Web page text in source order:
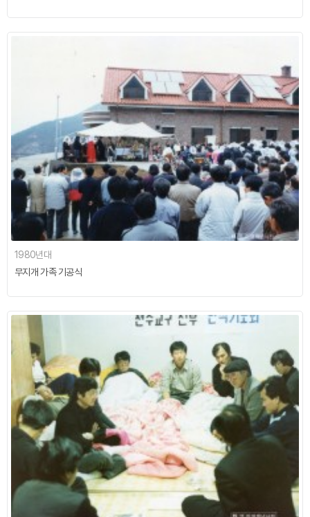
1980년대
무지개 가족 기공식